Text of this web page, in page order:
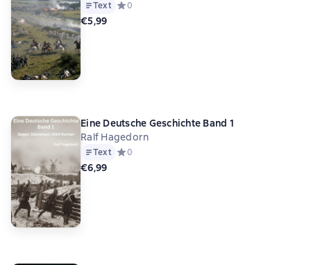
Text Средний рейтинг 0 на основе 0 оценок
0
€5,99
Eine Deutsche Geschichte Band 1
Ralf Hagedorn
Text Средний рейтинг 0 на основе 0 оценок
0
€6,99